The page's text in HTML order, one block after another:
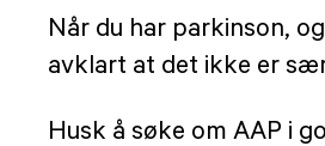
Når du har parkinson,
avklart at det ikke er
Husk å søke om AAP i